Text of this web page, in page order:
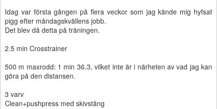
Idag var första gången på flera veckor som jag kände mig hyfsat
pigg efter måndagskvällens jobb.
Det blev då detta på träningen.
2.5 min Crosstrainer
500 m maxrodd: 1 min 36.3, vilket inte är i närheten av vad jag kan
göra på den distansen.
3 varv
Clean+pushpress med skivstång